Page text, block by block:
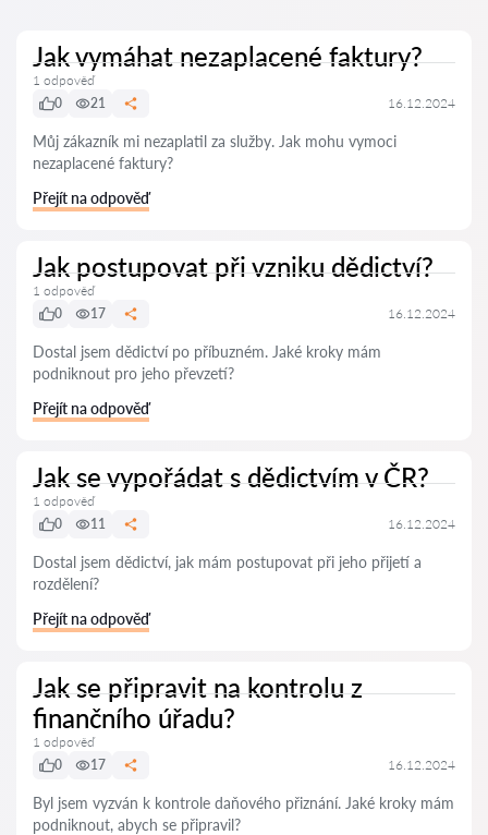
Jak vymáhat nezaplacené faktury?
1 odpověď
0
21 16.12.2024
Můj zákazník mi nezaplatil za služby. Jak mohu vymoci
nezaplacené faktury?
Přejít na odpověď
Jak postupovat při vzniku dědictví?
1 odpověď
0
17 16.12.2024
Dostal jsem dědictví po příbuzném. Jaké kroky mám
podniknout pro jeho převzetí?
Přejít na odpověď
Jak se vypořádat s dědictvím v ČR?
1 odpověď
0
11 16.12.2024
Dostal jsem dědictví, jak mám postupovat při jeho přijetí a
rozdělení?
Přejít na odpověď
Jak se připravit na kontrolu z
finančního úřadu?
1 odpověď
0
17 16.12.2024
Byl jsem vyzván k kontrole daňového přiznání. Jaké kroky mám
podniknout, abych se připravil?